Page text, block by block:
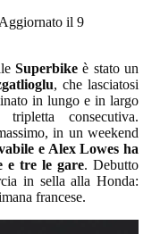
il 9
Superbike è stato un
, che lasciatosi
in lungo e in largo
consecutiva.
in un weekend
e Alex Lowes ha
e tre le gare. Debutto
in sella alla Honda:
francese.